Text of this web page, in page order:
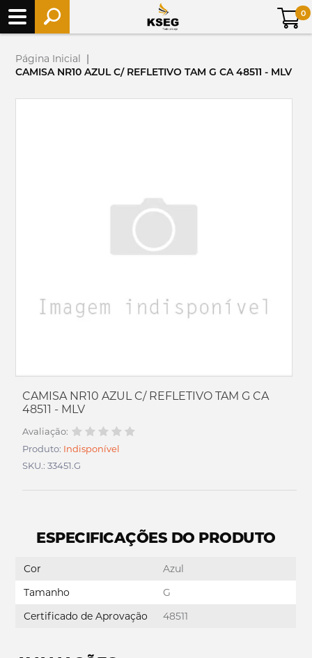
0
Página Inicial |
CAMISA NR10 AZUL C/ REFLETIVO TAM G CA 48511 - MLV
CAMISA NR10 AZUL C/ REFLETIVO TAM G CA
48511 - MLV
Avaliação:
Produto: Indisponível
SKU.: 33451.G
ESPECIFICAÇÕES DO PRODUTO
Cor
Azul
Tamanho
G
Certificado de Aprovação
48511